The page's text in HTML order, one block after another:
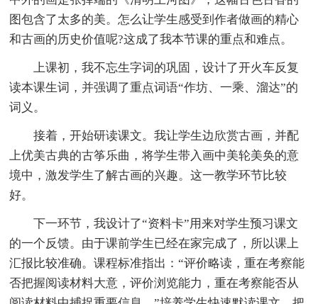
图包含了太多的美。怎么让学生感受到作者做画的精心
和古画的历史价值呢?这成了我本节课的重点和难点。
上课初，我不忘生字词的巩固，设计了开火车反复
读本课生词，并强调了重点词语“作坊、一乘、溜达”的
词义。
接着，开始研读课文。我让学生边欣赏古画，并配
上优美古典的古筝乐曲，将学生带入画中美轮美奂的意
境中，激发学生了解古画的兴趣。这一教学环节比较
好。
下一环节，我设计了“资料卡”用来对学生预习课文
的一个反馈。由于课前学生已经在家完成了，所以课上
汇报比较准确。课程标准指出：“评价略读，重在考察能
否把握阅读材料大意，评价浏览能力，重在考察能否从